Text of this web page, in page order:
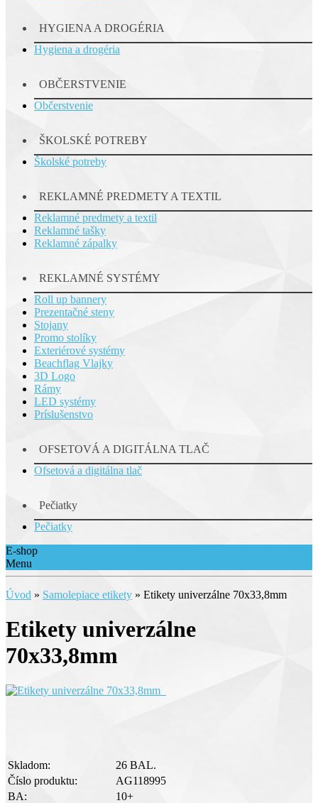
HYGIENA A DROGÉRIA
Hygiena a drogéria
OBČERSTVENIE
Občerstvenie
ŠKOLSKÉ POTREBY
Školské potreby
REKLAMNÉ PREDMETY A TEXTIL
Reklamné predmety a textil
Reklamné tašky
Reklamné zápalky
REKLAMNÉ SYSTÉMY
Roll up bannery
Prezentačné steny
Stojany
Promo stolíky
Exteriérové systémy
Beachflag Vlajky
3D Logo
Rámy
LED systémy
Príslušenstvo
OFSETOVÁ A DIGITÁLNA TLAČ
Ofsetová a digitálna tlač
Pečiatky
Pečiatky
E-shop
Menu
Úvod » Samolepiace etikety » Etikety univerzálne 70x33,8mm
Etikety univerzálne
70x33,8mm
Skladom:
26 BAL.
Číslo produktu:
AG118995
BA:
10+